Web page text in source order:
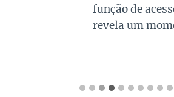
função de acessório.
revela um momento…